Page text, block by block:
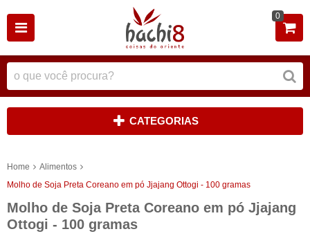
0
CATEGORIAS
Home
Alimentos
Molho de Soja Preta Coreano em pó Jjajang Ottogi - 100 gramas
Molho de Soja Preta Coreano em pó Jjajang
Ottogi - 100 gramas